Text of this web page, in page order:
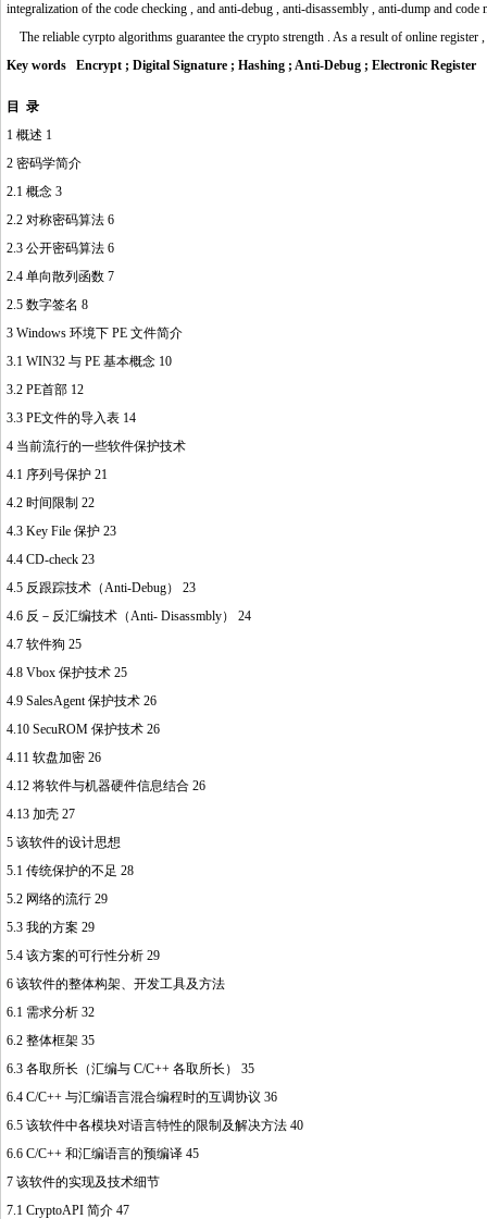
integralization of the code checking , and anti-debug , anti-disassembly , anti-dump and code
The reliable cyrpto algorithms guarantee the crypto strength . As a result of online register
Key words Encrypt ; Digital Signature ; Hashing ; Anti-Debug ; Electronic Register
目 录
1 概述 1
2 密码学简介
2.1 概念 3
2.2 对称密码算法 6
2.3 公开密码算法 6
2.4 单向散列函数 7
2.5 数字签名 8
3 Windows 环境下 PE 文件简介
3.1 WIN32 与 PE 基本概念 10
3.2 PE首部 12
3.3 PE文件的导入表 14
4 当前流行的一些软件保护技术
4.1 序列号保护 21
4.2 时间限制 22
4.3 Key File 保护 23
4.4 CD-check 23
4.5 反跟踪技术（Anti-Debug） 23
4.6 反－反汇编技术（Anti- Disassmbly） 24
4.7 软件狗 25
4.8 Vbox 保护技术 25
4.9 SalesAgent 保护技术 26
4.10 SecuROM 保护技术 26
4.11 软盘加密 26
4.12 将软件与机器硬件信息结合 26
4.13 加壳 27
5 该软件的设计思想
5.1 传统保护的不足 28
5.2 网络的流行 29
5.3 我的方案 29
5.4 该方案的可行性分析 29
6 该软件的整体构架、开发工具及方法
6.1 需求分析 32http://www.16sheji8.cn/
6.2 整体框架 35
6.3 各取所长（汇编与 C/C++ 各取所长） 35
6.4 C/C++ 与汇编语言混合编程时的互调协议 36
6.5 该软件中各模块对语言特性的限制及解决方法 40
6.6 C/C++ 和汇编语言的预编译 45
7 该软件的实现及技术细节
7.1 CryptoAPI 简介 47